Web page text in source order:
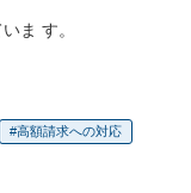
ま す。
高額請求への対応